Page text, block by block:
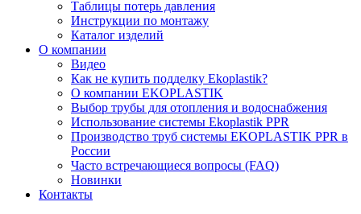
Таблицы потерь давления
Инструкции по монтажу
Каталог изделий
О компании
Видео
Как не купить подделку Ekoplastik?
О компании EKOPLASTIK
Выбор трубы для отопления и водоснабжения
Использование системы Ekoplastik PPR
Производство труб системы EKOPLASTIK PPR в
России
Часто встречающиеся вопросы (FAQ)
Новинки
Контакты